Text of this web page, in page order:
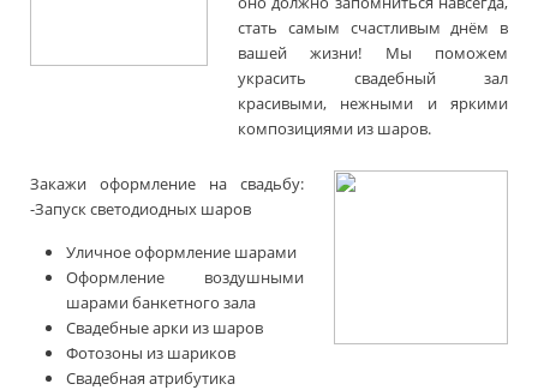
стать самым счастливым днём в
вашей жизни! Мы поможем
украсить свадебный зал
красивыми, нежными и яркими
композициями из шаров.
Закажи оформление на свадьбу:
-Запуск светодиодных шаров
Уличное оформление шарами
Оформление воздушными
шарами банкетного зала
Свадебные арки из шаров
Фотозоны из шариков
Свадебная атрибутика